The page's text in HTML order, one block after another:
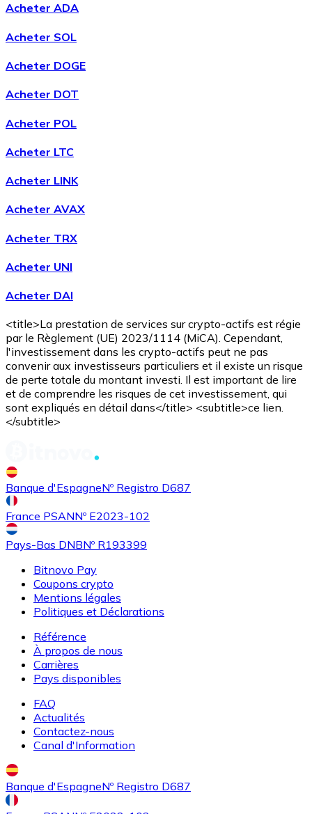
carte
AcheterAvalancheavec virement bancaireavec carte
AVAX
AcheterShiba Inuavec virement bancaire
SHIB
AcheterUniswap
UNI
Acheter ADA
Acheter SOL
Acheter DOGE
Acheter DOT
Acheter POL
Acheter LTC
Acheter LINK
Acheter AVAX
Acheter TRX
Acheter UNI
Acheter DAI
<title>La prestation de services sur crypto-actifs est régie
par le Règlement (UE) 2023/1114 (MiCA). Cependant,
l'investissement dans les crypto-actifs peut ne pas
convenir aux investisseurs particuliers et il existe un risque
de perte totale du montant investi. Il est important de lire
et de comprendre les risques de cet investissement, qui
sont expliqués en détail dans</title> <subtitle>ce lien.
</subtitle>
Banque d'EspagneNº Registro D687
France PSANNº E2023-102
Pays-Bas DNBNº R193399
Bitnovo Pay
Coupons crypto
Mentions légales
Politiques et Déclarations
Référence
À propos de nous
Carrières
Pays disponibles
FAQ
Actualités
Contactez-nous
Canal d'Information
Banque d'EspagneNº Registro D687